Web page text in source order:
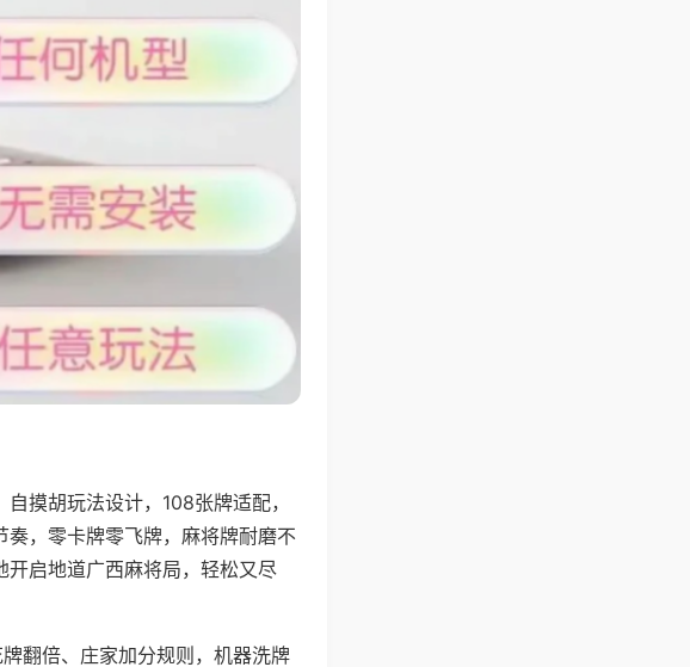
摸胡玩法设计，108张牌适配，
，零卡牌零飞牌，麻将牌耐磨不
启地道广西麻将局，轻松又尽
翻倍、庄家加分规则，机器洗牌